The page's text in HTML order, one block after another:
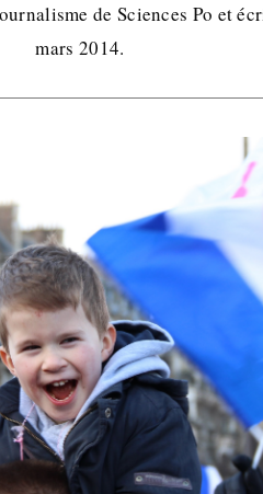
de Sciences Po et
mars 2014.